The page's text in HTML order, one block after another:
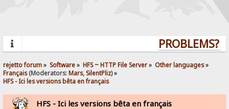
PROBLEMS?
rejetto forum» Software» HFS ~ HTTP File Server» Other languages»
Français(Moderators:Mars,SilentPliz) »
HFS - Ici les versions bêta en français
HFS - Ici les versions bêta en français